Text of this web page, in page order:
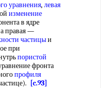
уравнения,левая
изменение
в ядре
а правая —
частицыи
при
пористой
фронта
профиля
[c.93]